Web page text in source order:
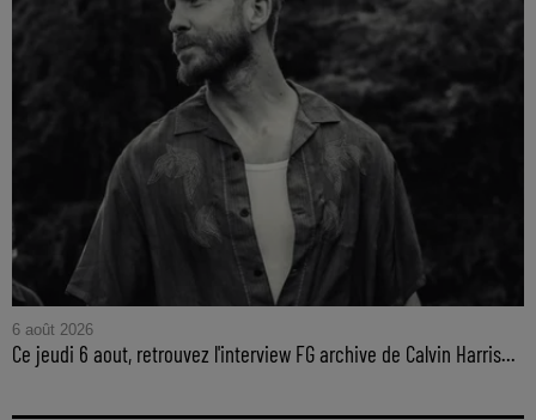
6 août 2026
Ce jeudi 6 aout, retrouvez l'interview FG archive de Calvin Harris...